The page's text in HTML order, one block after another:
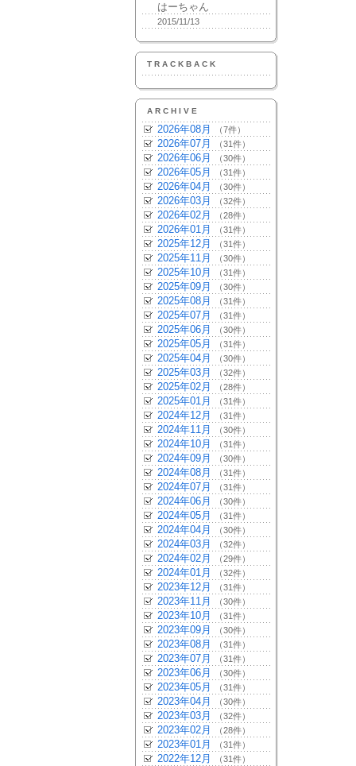
はーちゃん
2015/11/13
TRACKBACK
ARCHIVE
2026年08月 （7件）
2026年07月 （31件）
2026年06月 （30件）
2026年05月 （31件）
2026年04月 （30件）
2026年03月 （32件）
2026年02月 （28件）
2026年01月 （31件）
2025年12月 （31件）
2025年11月 （30件）
2025年10月 （31件）
2025年09月 （30件）
2025年08月 （31件）
2025年07月 （31件）
2025年06月 （30件）
2025年05月 （31件）
2025年04月 （30件）
2025年03月 （32件）
2025年02月 （28件）
2025年01月 （31件）
2024年12月 （31件）
2024年11月 （30件）
2024年10月 （31件）
2024年09月 （30件）
2024年08月 （31件）
2024年07月 （31件）
2024年06月 （30件）
2024年05月 （31件）
2024年04月 （30件）
2024年03月 （32件）
2024年02月 （29件）
2024年01月 （32件）
2023年12月 （31件）
2023年11月 （30件）
2023年10月 （31件）
2023年09月 （30件）
2023年08月 （31件）
2023年07月 （31件）
2023年06月 （30件）
2023年05月 （31件）
2023年04月 （30件）
2023年03月 （32件）
2023年02月 （28件）
2023年01月 （31件）
2022年12月 （31件）